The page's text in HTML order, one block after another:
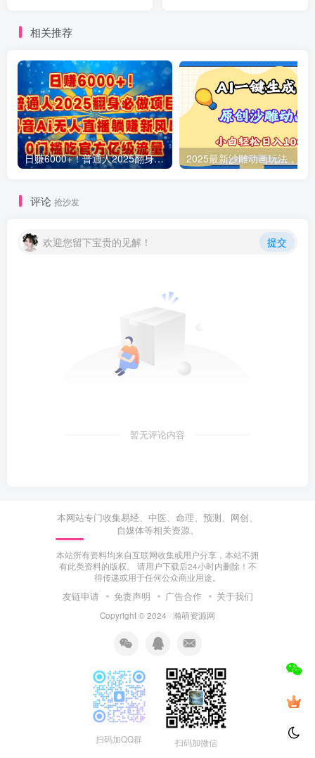
相关推荐
日赚6000+！普通人2025翻身必做项目，抖音Ai无人直播躺赚新风口，0门槛吃官方亿级流量
评论 抢沙发
欢迎您留下宝贵的见解！ 提交
暂无评论内容
本网站专门收集易经、中医、命理、预测、网创、
自媒体等相关资源。
本站所有资料均来自互联网收集或用户分享，本站不拥
有此类资料的版权。 请用户下载后24小时内删除！不
得传递或用于任何公众商业用途。
友链申请 免责声明 广告合作 关于我们
Copyright © 2024 · 瀚萌资源网
扫码加QQ群 扫码加微信